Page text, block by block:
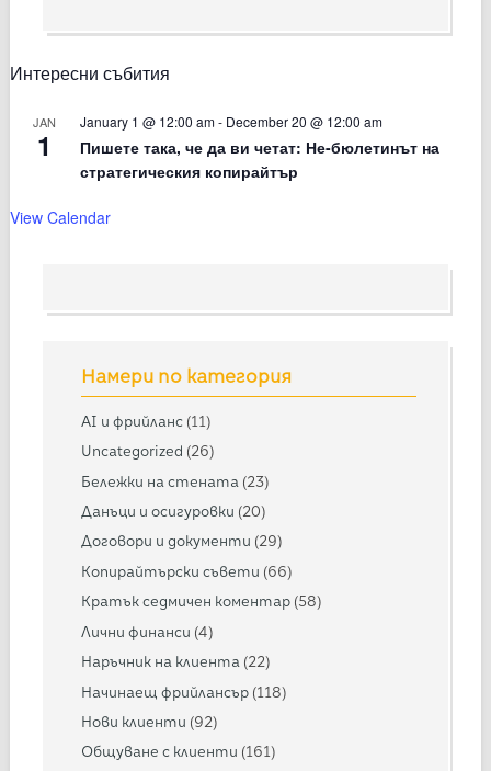
Интересни събития
JAN
1
January 1 @ 12:00 am- December 20 @ 12:00 am
Пишете така, че да ви четат: Не-бюлетинът на
стратегическия копирайтър
View Calendar
Намери по категория
AI и фрийланс (11)
Uncategorized (26)
Бележки на стената (23)
Данъци и осигуровки (20)
Договори и документи (29)
Копирайтърски съвети (66)
Кратък седмичен коментар (58)
Лични финанси (4)
Наръчник на клиента (22)
Начинаещ фрийлансър (118)
Нови клиенти (92)
Общуване с клиенти (161)